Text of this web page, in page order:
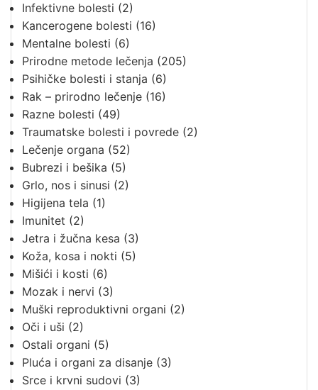
Infektivne bolesti (2)
Kancerogene bolesti (16)
Mentalne bolesti (6)
Prirodne metode lečenja (205)
Psihičke bolesti i stanja (6)
Rak – prirodno lečenje (16)
Razne bolesti (49)
Traumatske bolesti i povrede (2)
Lečenje organa (52)
Bubrezi i bešika (5)
Grlo, nos i sinusi (2)
Higijena tela (1)
Imunitet (2)
Jetra i žučna kesa (3)
Koža, kosa i nokti (5)
Mišići i kosti (6)
Mozak i nervi (3)
Muški reproduktivni organi (2)
Oči i uši (2)
Ostali organi (5)
Pluća i organi za disanje (3)
Srce i krvni sudovi (3)